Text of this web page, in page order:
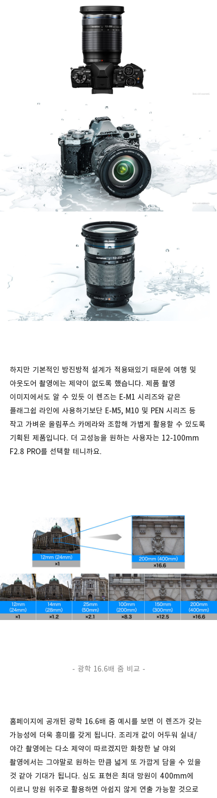
하지만 기본적인 방진방적 설계가 적용돼있기 때문에 여행 및
아웃도어 촬영에는 제약이 없도록 했습니다. 제품 촬영
이미지에서도 알 수 있듯 이 렌즈는 E-M1 시리즈와 같은
플래그쉽 라인에 사용하기보단 E-M5, M10 및 PEN 시리즈 등
작고 가벼운 올림푸스 카메라와 조합해 가볍게 활용할 수 있도록
기획된 제품입니다. 더 고성능을 원하는 사용자는 12-100mm
F2.8 PRO를 선택할 테니까요.
- 광학 16.6배 줌 비교 -
홈페이지에 공개된 광학 16.6배 줌 예시를 보면 이 렌즈가 갖는
가능성에 더욱 흥미를 갖게 됩니다. 조리개 값이 어두워 실내/
야간 촬영에는 다소 제약이 따르겠지만 화창한 날 야외
촬영에서는 그야말로 원하는 만큼 넓게 또 가깝게 담을 수 있을
것 같아 기대가 됩니다. 심도 표현은 최대 망원이 400mm에
이르니 망원 위주로 활용하면 아쉽지 않게 연출 가능할 것으로